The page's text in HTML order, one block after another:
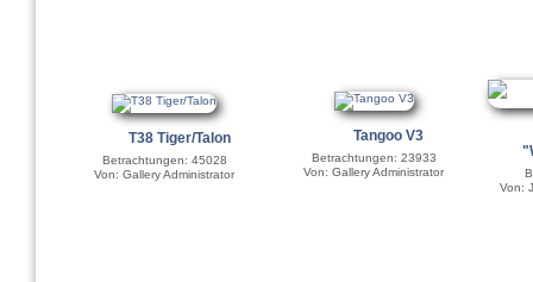
T38 Tiger/Talon
Betrachtungen: 45028
Von: Gallery Administrator
Tangoo V3
Betrachtungen: 23933
Von: Gallery Administrator
Von: